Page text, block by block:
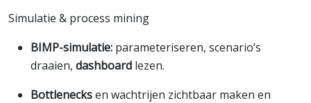
Simulatie & process mining
BIMP-simulatie: parameteriseren, scenario’s
draaien, dashboard lezen.
Bottlenecksen wachtrijen zichtbaar maken en